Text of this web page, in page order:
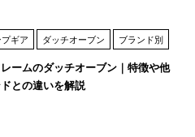
ギア ダッチオーブン ブランド別
ームのダッチオーブン｜特徴や他
との違いを解説